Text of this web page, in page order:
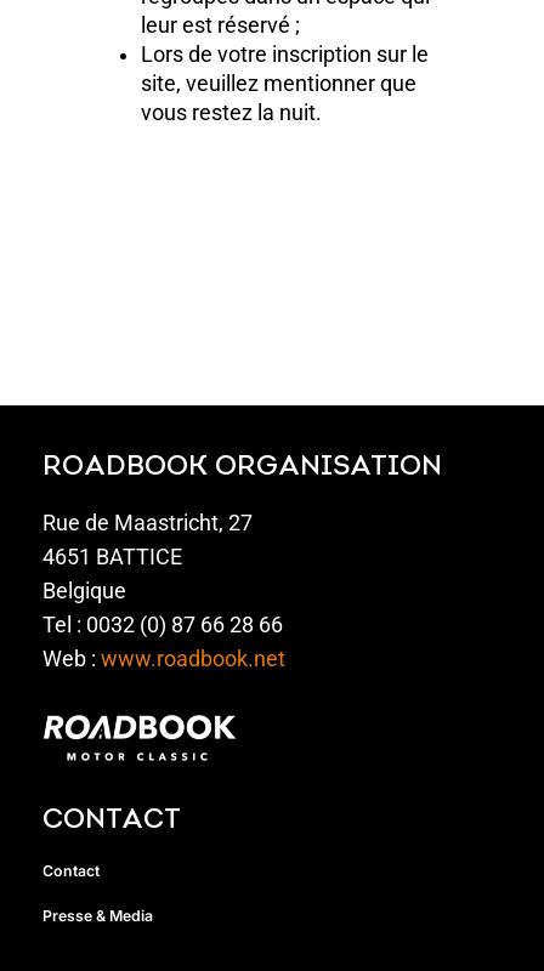
leur est réservé ;
Lors de votre inscription sur le
site, veuillez mentionner que
vous restez la nuit.
ROADBOOK ORGANISATION
Rue de Maastricht, 27
4651 BATTICE
Belgique
Tel : 0032 (0) 87 66 28 66
Web :www.roadbook.net
CONTACT
Contact
Presse & Media